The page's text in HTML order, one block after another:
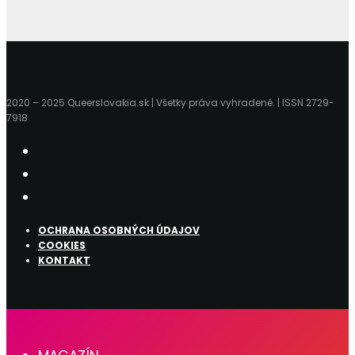
2020 – 2025 Queerslovakia.sk | Všetky práva vyhradené. | ISSN 2729-
7918
OCHRANA OSOBNÝCH ÚDAJOV
COOKIES
KONTAKT